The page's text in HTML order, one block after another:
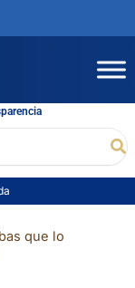
que lo